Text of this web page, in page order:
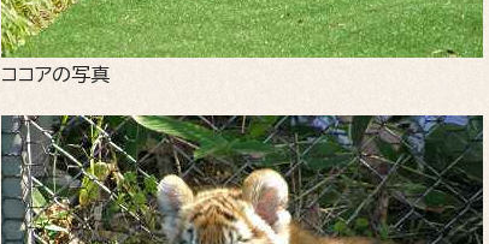
ココアの写真